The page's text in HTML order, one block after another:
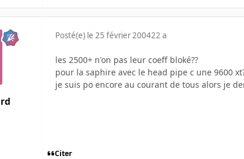
Posté(e) le 25 février 200422 a
les 2500+ n'on pas leur coeff bloké??
pour la saphire avec le head pipe c une 9600
je suis po encore au courant de tous alors je
Citer